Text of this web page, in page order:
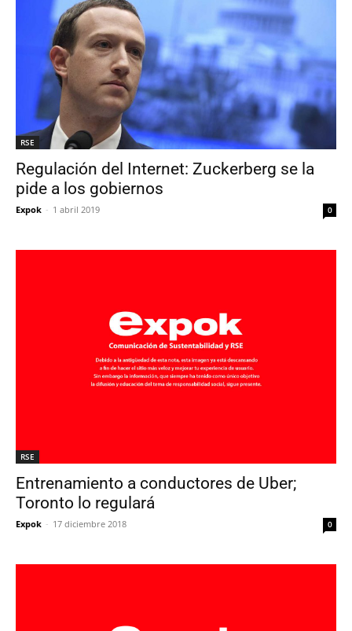
RSE
Regulación del Internet: Zuckerberg se la
pide a los gobiernos
Expok - 1 abril 2019 0
RSE
Entrenamiento a conductores de Uber;
Toronto lo regulará
Expok - 17 diciembre 2018 0